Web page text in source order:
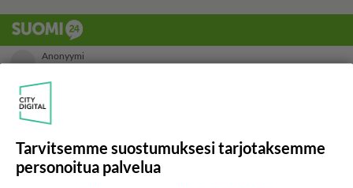
Tarvitsemme suostumuksesi tarjotaksemme
personoitua palvelua